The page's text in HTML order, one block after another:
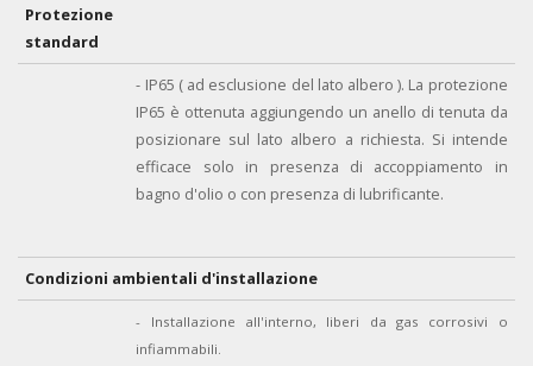
Protezione
standard
- IP65 ( ad esclusione del lato albero ). La protezione
IP65 è ottenuta aggiungendo un anello di tenuta da
posizionare sul lato albero a richiesta. Si intende
efficace solo in presenza di accoppiamento in
bagno d'olio o con presenza di lubrificante.
Condizioni ambientali d'installazione
- Installazione all'interno, liberi da gas corrosivi o
infiammabili.